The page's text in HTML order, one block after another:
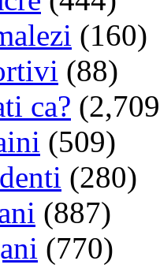
(160)
(88)
ca?
(509)
(280)
(887)
(770)